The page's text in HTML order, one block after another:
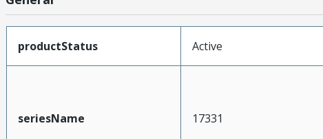
productStatus Active
seriesName 17331